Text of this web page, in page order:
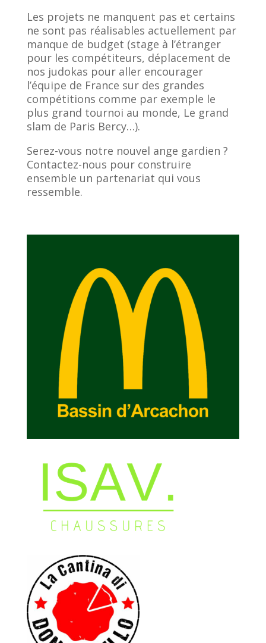
Les projets ne manquent pas et certains
ne sont pas réalisables actuellement par
manque de budget (stage à l’étranger
pour les compétiteurs, déplacement de
nos judokas pour aller encourager
l’équipe de France sur des grandes
compétitions comme par exemple le
plus grand tournoi au monde, Le grand
slam de Paris Bercy…).
Serez-vous notre nouvel ange gardien ?
Contactez-nous pour construire
ensemble un partenariat qui vous
ressemble.